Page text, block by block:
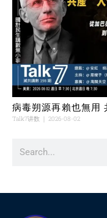
病毒朔源再賴也無用
Talk7讲数 2026-08-02